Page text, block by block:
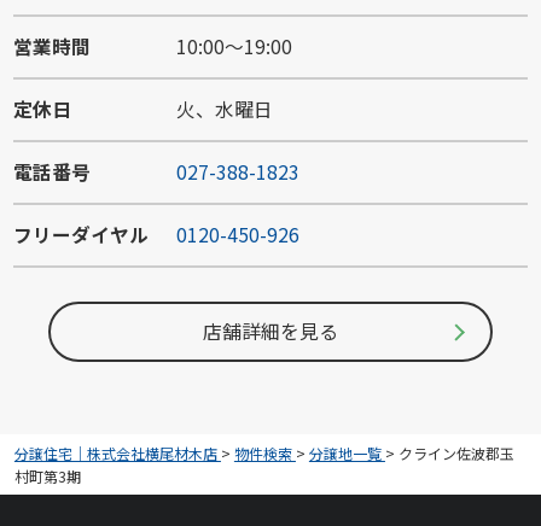
営業時間 10:00～19:00
定休日 火、水曜日
電話番号 027-388-1823
フリーダイヤル 0120-450-926
店舗詳細を見る
分譲住宅｜株式会社横尾材木店 > 物件検索 > 分譲地一覧 > クライン佐波郡玉
村町第3期